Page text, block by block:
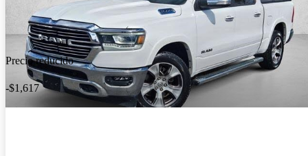
Precio reducido
-$1,617